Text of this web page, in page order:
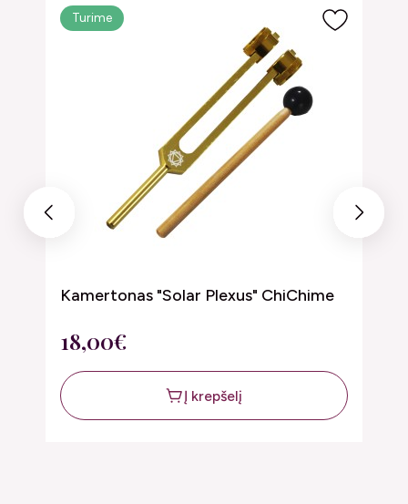
Previous
Turime
Kamertonas "Solar Plexus" ChiChime
18,00€
Į krepšelį
Next